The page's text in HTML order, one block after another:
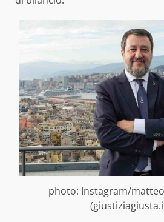
photo: Instagram/